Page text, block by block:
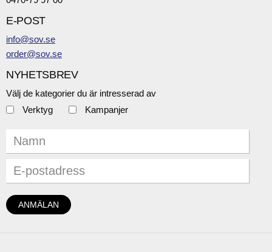
E-POST
info@sov.se
order@sov.se
NYHETSBREV
Välj de kategorier du är intresserad av
Verktyg
Kampanjer